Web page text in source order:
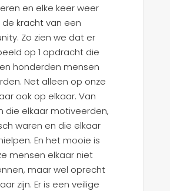
en elke keer weer
de kracht van een
Zo zien we dat er
op 1 opdracht die
honderden mensen
Net alleen op onze
ook op elkaar. Van
die elkaar motiveerden,
waren en die elkaar
En het mooie is
mensen elkaar niet
maar wel oprecht
zijn. Er is een veilige